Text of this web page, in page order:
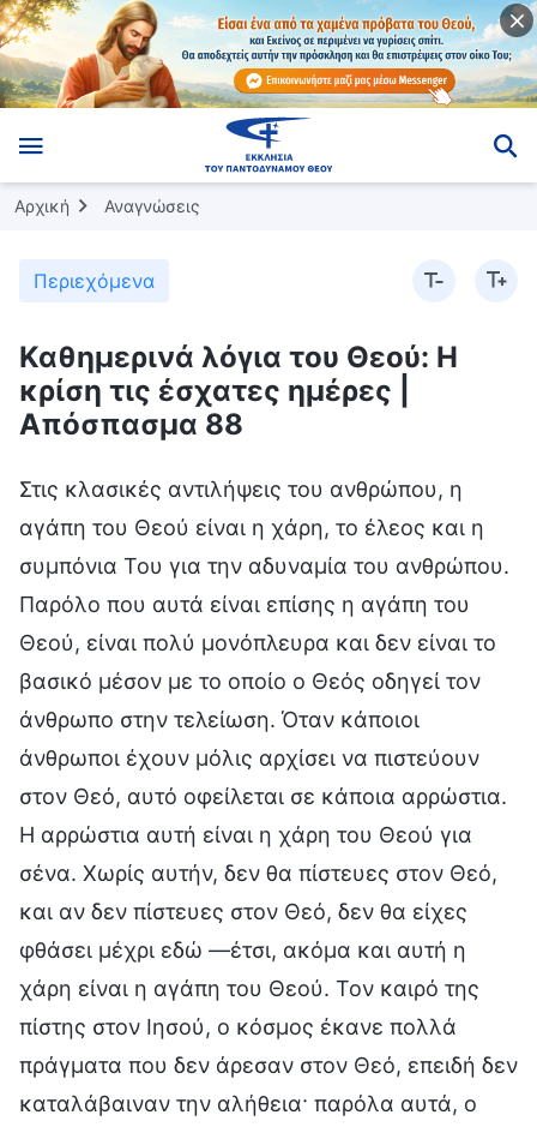
Αρχική Αναγνώσεις
Περιεχόμενα
Καθημερινά λόγια του Θεού: Η
κρίση τις έσχατες ημέρες |
Απόσπασμα 88
Στις κλασικές αντιλήψεις του ανθρώπου, η
αγάπη του Θεού είναι η χάρη, το έλεος και η
συμπόνια Του για την αδυναμία του ανθρώπου.
Παρόλο που αυτά είναι επίσης η αγάπη του
Θεού, είναι πολύ μονόπλευρα και δεν είναι το
βασικό μέσον με το οποίο ο Θεός οδηγεί τον
άνθρωπο στην τελείωση. Όταν κάποιοι
άνθρωποι έχουν μόλις αρχίσει να πιστεύουν
στον Θεό, αυτό οφείλεται σε κάποια αρρώστια.
Η αρρώστια αυτή είναι η χάρη του Θεού για
σένα. Χωρίς αυτήν, δεν θα πίστευες στον Θεό,
και αν δεν πίστευες στον Θεό, δεν θα είχες
φθάσει μέχρι εδώ —έτσι, ακόμα και αυτή η
χάρη είναι η αγάπη του Θεού. Τον καιρό της
πίστης στον Ιησού, ο κόσμος έκανε πολλά
πράγματα που δεν άρεσαν στον Θεό, επειδή δεν
καταλάβαιναν την αλήθεια· παρόλα αυτά, ο